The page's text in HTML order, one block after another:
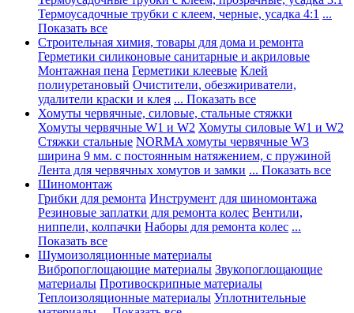
Термоусадочные трубки с клеем, черные, усадка 4:1 ...
Показать все
Строительная химия, товары для дома и ремонта
Герметики силиконовые санитарные и акриловые
Монтажная пена Герметики клеевые Клей
полиуретановый Очистители, обезжириватели,
удалители краски и клея ... Показать все
Хомуты червячные, силовые, стальные стяжки
Хомуты червячные W1 и W2 Хомуты силовые W1 и W2
Стяжки стальные NORMA хомуты червячные W3
ширина 9 мм. с постоянным натяжением, с пружиной
Лента для червячных хомутов и замки ... Показать все
Шиномонтаж
Грибки для ремонта Инструмент для шиномонтажа
Резиновые заплатки для ремонта колес Вентили,
ниппели, колпачки Наборы для ремонта колес ...
Показать все
Шумоизоляционные материалы
Вибропоглощающие материалы Звукопоглощающие
материалы Противоскрипные материалы
Теплоизоляционные материалы Уплотнительные